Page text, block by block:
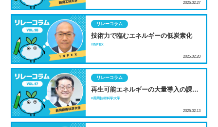
2025.02.27
技術力で臨むエネルギーの低炭素化
リレーコラム
2025.02.20
INPEX
再生可能エネルギーの大量導入の課題
とは？ ～電力の需給バランスと周波数
リレーコラム
2025.02.13
長岡技術科学大学